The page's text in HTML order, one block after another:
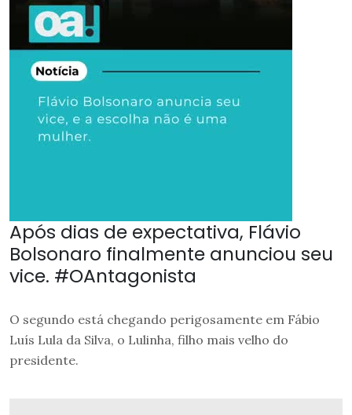
Após dias de expectativa, Flávio
Bolsonaro finalmente anunciou seu
vice. #OAntagonista
O segundo está chegando perigosamente em Fábio
Luís Lula da Silva, o Lulinha, filho mais velho do
presidente.